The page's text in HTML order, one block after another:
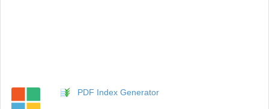
PDF Index Generator